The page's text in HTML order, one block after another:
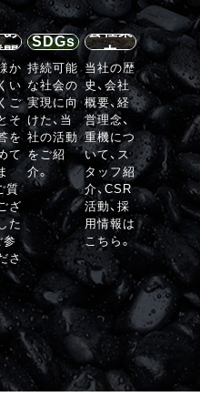
あ
問
か
い
ご
そ
を
て
質
ざ
た
参
さ
SDGs
持続可能
な社会の
実現に向
けた、当
社の活動
をご紹
介。
会社案
内
当社の歴
史、会社
概要、経
営理念、
重機につ
いて、ス
タッフ紹
介、CSR
活動、採
用情報は
こちら。